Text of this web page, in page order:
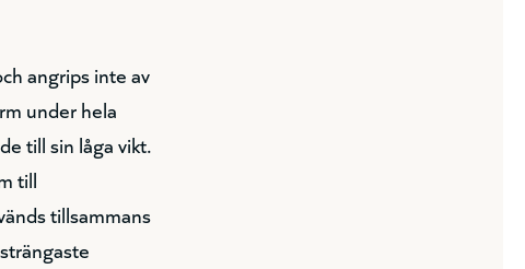
angrips inte av
under hela
till sin låga vikt.
till
tillsammans